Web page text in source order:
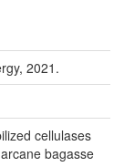
2021.
cellulases
bagasse